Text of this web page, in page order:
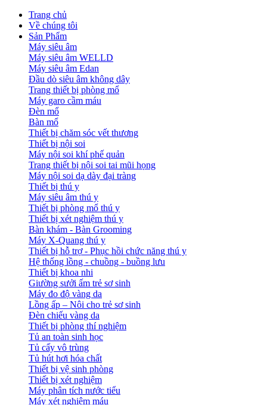
Trang chủ
Về chúng tôi
Sản Phẩm
Máy siêu âm
Máy siêu âm WELLD
Máy siêu âm Edan
Đầu dò siêu âm không dây
Trang thiết bị phòng mổ
Máy garo cầm máu
Đèn mổ
Bàn mổ
Thiết bị chăm sóc vết thương
Thiết bị nội soi
Máy nội soi khí phế quản
Trang thiết bị nội soi tai mũi họng
Máy nội soi dạ dày đại tràng
Thiết bị thú y
Máy siêu âm thú y
Thiết bị phòng mổ thú y
Thiết bị xét nghiệm thú y
Bàn khám - Bàn Grooming
Máy X-Quang thú y
Thiết bị hỗ trợ - Phục hồi chức năng thú y
Hệ thống lồng - chuồng - buồng lưu
Thiết bị khoa nhi
Giường sưởi ấm trẻ sơ sinh
Máy đo độ vàng da
Lồng ấp – Nôi cho trẻ sơ sinh
Đèn chiếu vàng da
Thiết bị phòng thí nghiệm
Tủ an toàn sinh học
Tủ cấy vô trùng
Tủ hút hơi hóa chất
Thiết bị vệ sinh phòng
Thiết bị xét nghiệm
Máy phân tích nước tiểu
Máy xét nghiệm máu